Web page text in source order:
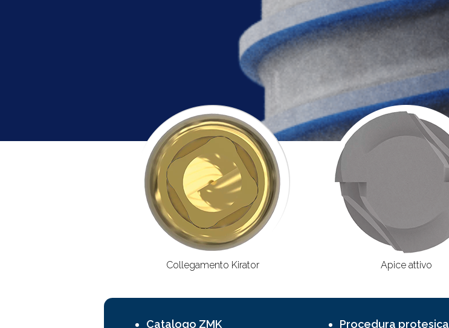
Collegamento Kirator Apice attivo
Catalogo ZMK
Procedura protesica